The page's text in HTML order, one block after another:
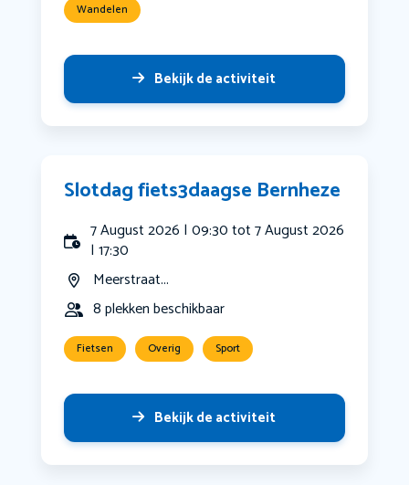
Wandelen
Bekijk de activiteit
Slotdag fiets3daagse Bernheze
7 August 2026 | 09:30 tot 7 August 2026
| 17:30
Meerstraat...
8 plekken beschikbaar
Fietsen Overig Sport
Bekijk de activiteit